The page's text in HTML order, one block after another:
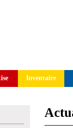
Inventaire